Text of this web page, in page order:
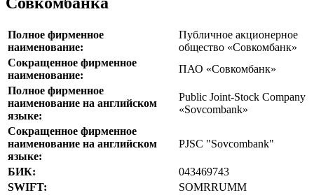
Полное фирменное
наименование:
Публичное акционерное
общество «Совкомбанк»
Сокращенное фирменное
наименование:
ПАО «Совкомбанк»
Полное фирменное
наименование на английском
языке:
Public Joint-Stock Company
«Sovcombank»
Сокращенное фирменное
наименование на английском
языке:
PJSC "Sovcombank"
БИК:
043469743
SWIFT:
SOMRRUMM